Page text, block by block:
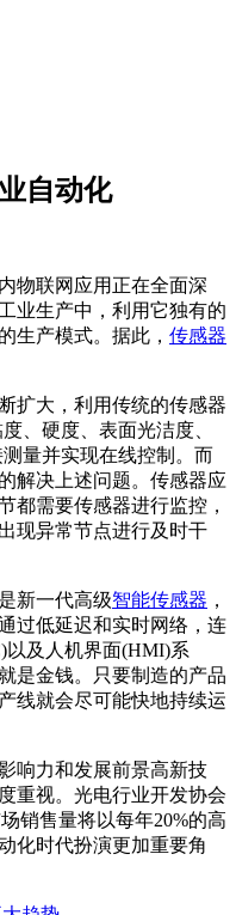
自动化
物联网应用正在全面深
业生产中，利用它独有的
生产模式。据此， 传感器
扩大，利用传统的传感器
、硬度、表面光洁度、
量并实现在线控制。而
解决上述问题。传感器应
都需要传感器进行监控，
现异常节点进行及时干
新一代高级智能传感器 ，
过低延迟和实时网络，连
以及人机界面(HMI)系
是金钱。只要制造的产品
线就会尽可能快地持续运
响力和发展前景高新技
重视。光电行业开发协会
销售量将以每年20%的高
化时代扮演更加重要角